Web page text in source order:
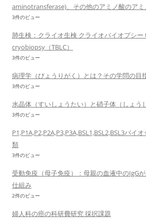
aminotransferase)、その他のアミノ酸のア
3件のビュー
肺生検：クライオ生検 クライオバイオプシ
cryobiopsy（TBLC）
3件のビュー
病理学（びょうりがく）とは？その学問の目
3件のビュー
水晶体（すいしょうたい）と硝子体（しょう
3件のビュー
P1,P1A,P2,P2A,P3,P3A,BSL1,BSL2,BSL3バイ
類
3件のビュー
受動免疫（母子免疫）：母親の血液中のIgG
仕組み
2件のビュー
婦人科の癌の科研費研究 採択課題